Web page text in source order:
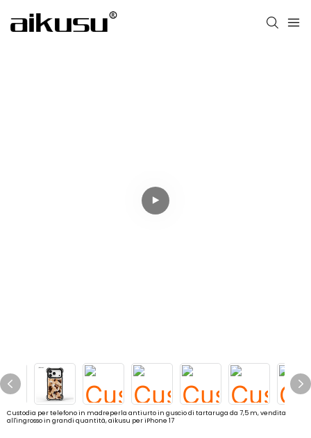
Custodia per telefono in madreperla antiurto in guscio di tartaruga da 7,5 m, vendita
all'ingrosso in grandi quantità, aikusu per iPhone 17